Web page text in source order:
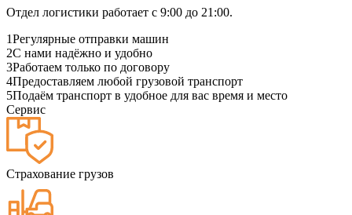
Отдел логистики работает с 9:00 до 21:00.
1Регулярные отправки машин
2С нами надёжно и удобно
3Работаем только по договору
4Предоставляем любой грузовой транспорт
5Подаём транспорт в удобное для вас время и место
Сервис
Страхование грузов